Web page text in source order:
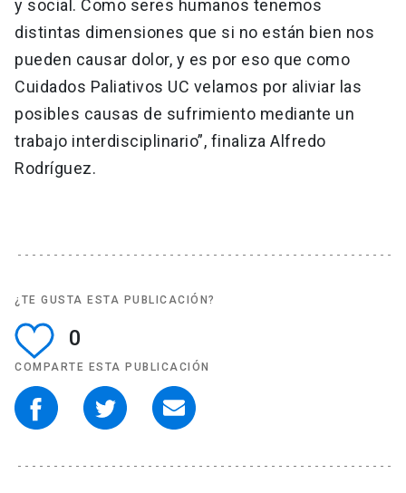
y social. Como seres humanos tenemos
distintas dimensiones que si no están bien nos
pueden causar dolor, y es por eso que como
Cuidados Paliativos UC velamos por aliviar las
posibles causas de sufrimiento mediante un
trabajo interdisciplinario”, finaliza Alfredo
Rodríguez.
¿TE GUSTA ESTA PUBLICACIÓN?
0
COMPARTE ESTA PUBLICACIÓN